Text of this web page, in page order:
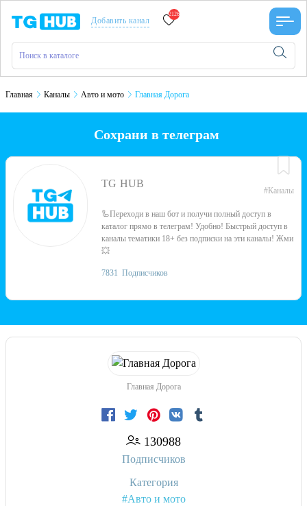
Добавить канал
2126
Главная Каналы Авто и мото Главная Дорога
Сохрани в телеграм
TG HUB
#Каналы
🦾Переходи в наш бот и получи полный доступ в
каталог прямо в телеграм! Удобно! Быстрый доступ в
каналы тематики 18+ без подписки на эти каналы! Жми
💥
7831 Подписчиков
Главная Дорога
130988
Подписчиков
Категория
#Авто и мото